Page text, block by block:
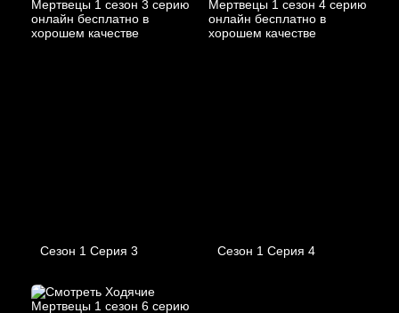
Сезон 1 Серия 3 Сезон 1 Серия 4